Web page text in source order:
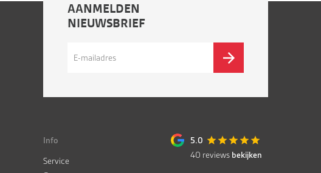
AANMELDEN
NIEUWSBRIEF
Info
Service
5.0
40 reviews bekijken